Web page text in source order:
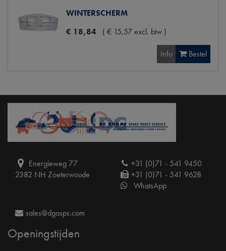
WINTERSCHERM
€ 18,84 ( € 15,57excl. btw )
Info Bestel
Energieweg 77
2382 NH Zoeterwoude
+31 (0)71 - 541 9450
+31 (0)71 - 541 9628
WhatsApp
sales@dgasps.com
Openingstijden